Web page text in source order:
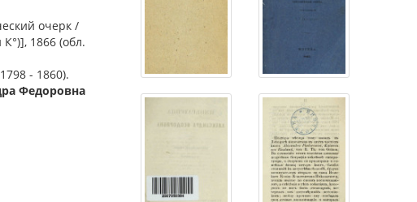
очерк /
1866 (обл.
- 1860).
Федоровна